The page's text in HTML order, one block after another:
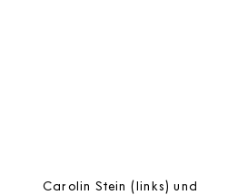
Carolin Stein (links) und